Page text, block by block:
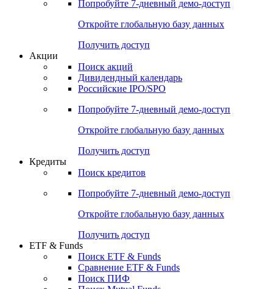
Попробуйте 7-дневный демо-доступ
Откройте глобальную базу данных
Получить доступ
Акции
Поиск акций
Дивидендный календарь
Российские IPO/SPO
Попробуйте 7-дневный демо-доступ
Откройте глобальную базу данных
Получить доступ
Кредиты
Поиск кредитов
Попробуйте 7-дневный демо-доступ
Откройте глобальную базу данных
Получить доступ
ETF & Funds
Поиск ETF & Funds
Сравнение ETF & Funds
Поиск ПИФ